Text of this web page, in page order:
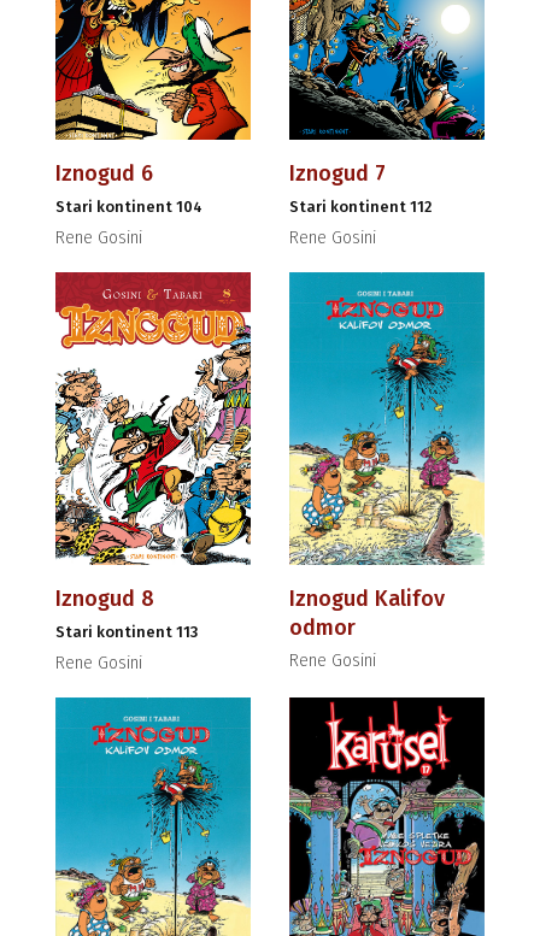
Iznogud 6
Stari kontinent 104
Rene Gosini
Iznogud 7
Stari kontinent 112
Rene Gosini
Iznogud 8
Stari kontinent 113
Rene Gosini
Iznogud Kalifov
odmor
Rene Gosini